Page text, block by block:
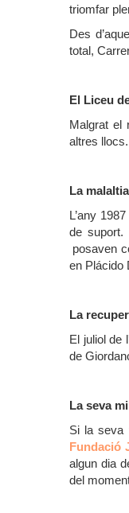
triomfar
Des
total,
El Liceu
Malgrat el
altres
La malaltia
L’any
de suport.
posaven
en Plácido
La
El juliol de
de
La seva
Si la seva
Fundació
algun dia
del